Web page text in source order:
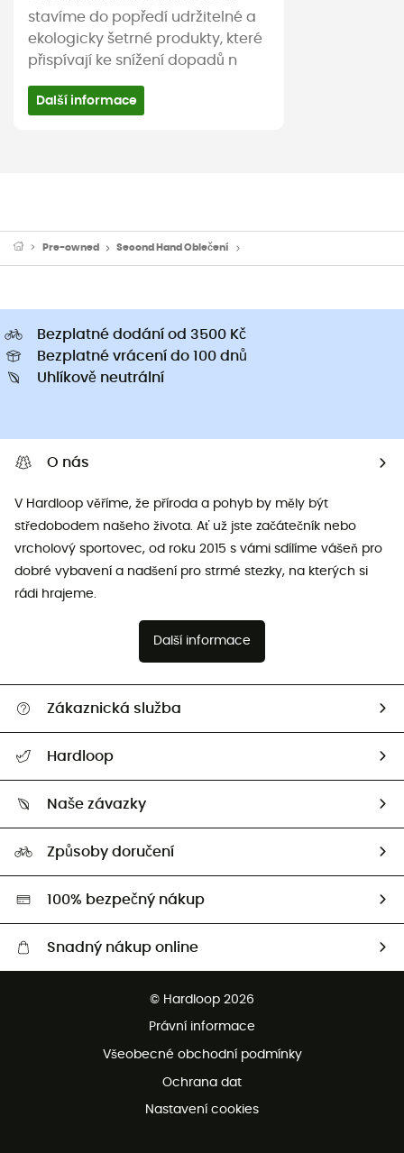
stavíme do popředí udržitelné a
ekologicky šetrné produkty, které
přispívají ke snížení dopadů n
Další informace
Pre-owned Second Hand Oblečení
Bezplatné dodání od 3500 Kč
Bezplatné vrácení do 100 dnů
Uhlíkově neutrální
O nás
V Hardloop věříme, že příroda a pohyb by měly být
středobodem našeho života. Ať už jste začátečník nebo
vrcholový sportovec, od roku 2015 s vámi sdílíme vášeň pro
dobré vybavení a nadšení pro strmé stezky, na kterých si
rádi hrajeme.
Další informace
Zákaznická služba
Vrácení zboží a peněz
Hardloop
Naši Ambasadoři
Naše závazky
Second hand
HardGreen
Způsoby doručení
100% bezpečný nákup
Snadný nákup online
Bezplatné vrácení do 100 dnů
© Hardloop 2026
Právní informace
Všeobecné obchodní podmínky
Ochrana dat
Nastavení cookies